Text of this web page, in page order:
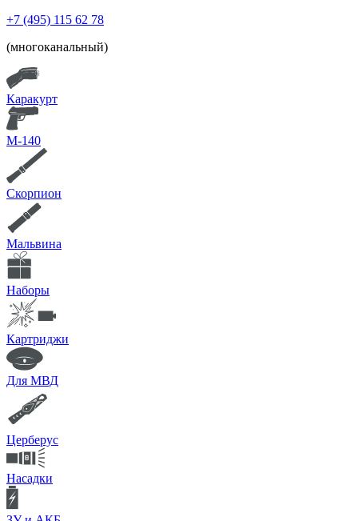
+7 (495) 115 62 78
(многоканальный)
Каракурт
М-140
Скорпион
Мальвина
Наборы
Картриджи
Для МВД
Церберус
Насадки